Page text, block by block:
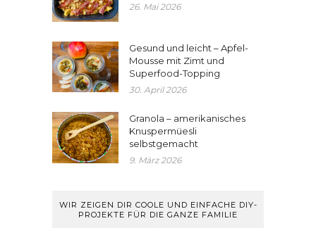
26. Mai 2026
Gesund und leicht – Apfel-
Mousse mit Zimt und
Superfood-Topping
30. April 2026
Granola – amerikanisches
Knuspermüesli
selbstgemacht
9. März 2026
WIR ZEIGEN DIR COOLE UND EINFACHE DIY-
PROJEKTE FÜR DIE GANZE FAMILIE